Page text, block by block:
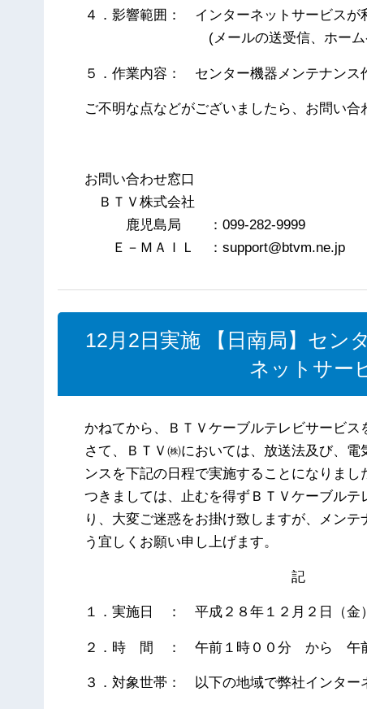
４．影響範囲： インターネットサービスが
(メールの送受信、ホームペー
５．作業内容： センター機器メンテナンス
ご不明な点などがございましたら、お問い合
以
お問い合わせ窓口
ＢＴＶ株式会社
鹿児島局 ：099-282-9999
Ｅ－ＭＡＩＬ ：support@btvm.ne.jp
12月2日実施 【日南局】セン
ネットサー
かねてから、ＢＴＶケーブルテレビサービス
さて、ＢＴＶ㈱においては、放送法及び、
ンスを下記の日程で実施することになりまし
つきましては、止むを得ずＢＴＶケーブル
り、大変ご迷惑をお掛け致しますが、メン
う宜しくお願い申し上げます。
記
１．実施日 ： 平成２８年１２月２日（金）
２．時 間 ： 午前１時００分 から 午
３．対象世帯： 以下の地域で弊社インター